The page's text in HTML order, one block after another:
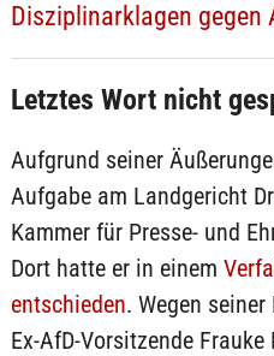
Disziplinarklagen gegen
Letztes Wort nicht
Aufgrund seiner
Aufgabe am Landgericht
Kammer für Presse- und
Dort hatte er in einem
entschieden. Wegen
Ex-AfD-Vorsitzende